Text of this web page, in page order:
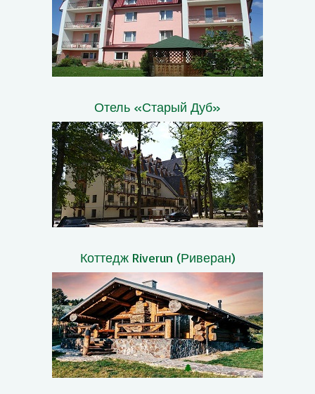
Отель «Старый Дуб»
Коттедж Riverun (Риверан)